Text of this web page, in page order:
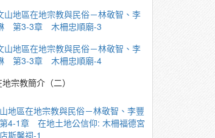
山地區在地宗教與民俗－林敬智、李
第3-3章 木柵忠順廟-3
山地區在地宗教與民俗－林敬智、李
第3-3章 木柵忠順廟-4
宗教簡介（二）
地區在地宗教與民俗－林敬智、李豐
4-1章 在地土地公信仰: 木柵福德宮
斯馨祠-1